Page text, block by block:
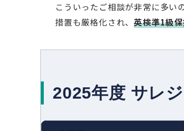
こういったご相談が非常に多い
措置も厳格化され、英検準1級
2025年度 サレ